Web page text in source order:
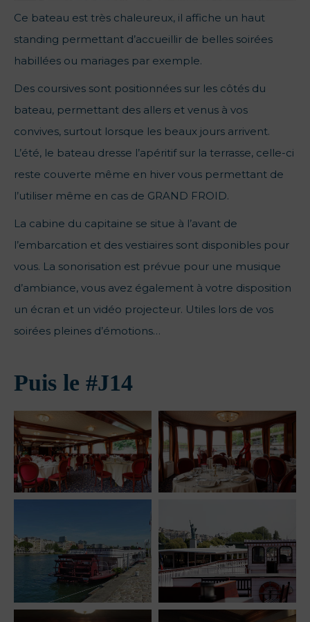
Ce bateau est très chaleureux, il affiche un haut
standing permettant d’accueillir de belles soirées
habillées ou mariages par exemple.
Des coursives sont positionnées sur les côtés du
bateau, permettant des allers et venus à vos
convives, surtout lorsque les beaux jours arrivent.
L’été, le bateau dresse l’apéritif sur la terrasse, celle-ci
reste couverte même en hiver vous permettant de
l’utiliser même en cas de GRAND FROID.
La cabine du capitaine se situe à l’avant de
l’embarcation et des vestiaires sont disponibles pour
vous. La sonorisation est prévue pour une musique
d’ambiance, vous avez également à votre disposition
un écran et un vidéo projecteur. Utiles lors de vos
soirées pleines d’émotions…
Puis le #J14